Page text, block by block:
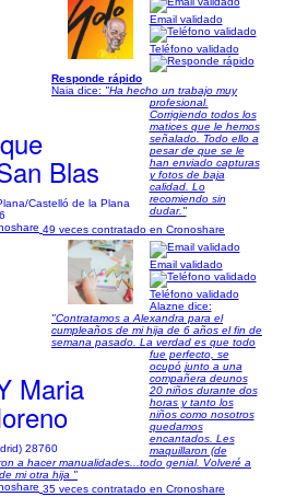
Blas
Castelló de la Plana
Email validado
Teléfono validado
Responde rápido
Naia dice: "Ha hecho un trabajo muy
profesional.
Corrigiendo todos los
matices que le hemos
señalado. Todo ello a
pesar de que se le
han enviado capturas
y fotos de baja
calidad. Lo
recomiendo sin
dudar."
49 veces contratado en Cronoshare
Maria
28760
Email validado
Teléfono validado
Alazne dice:
"Contratamos a Alexandra para el
cumpleaños de mi hija de 6 años el fin de
semana pasado. La verdad es que todo
fue perfecto, se
ocupó junto a una
compañera deunos
20 niños durante dos
horas y tanto los
niños como nosotros
quedamos
encantados. Les
maquillaron (de
a hacer manualidades...todo genial. Volveré a
mi otra hija "
35 veces contratado en Cronoshare